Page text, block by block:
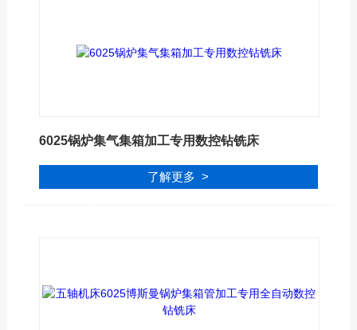
6025锅炉集气集箱加工专用数控钻铣床
了解更多 >